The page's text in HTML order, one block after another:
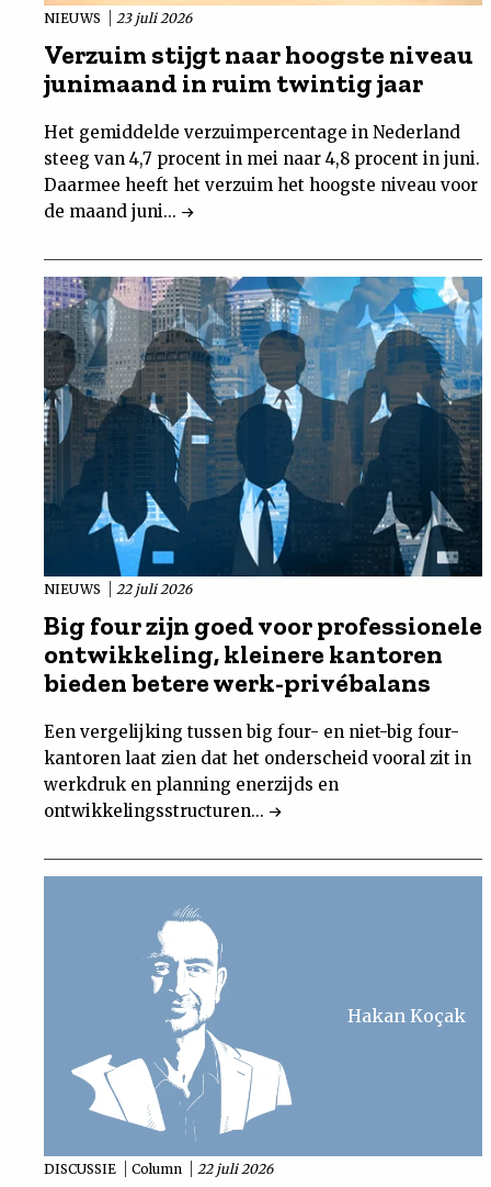
NIEUWS 23 juli 2026
Verzuim stijgt naar hoogste niveau
junimaand in ruim twintig jaar
Het gemiddelde verzuimpercentage in Nederland
steeg van 4,7 procent in mei naar 4,8 procent in juni.
Daarmee heeft het verzuim het hoogste niveau voor
de maand juni...
NIEUWS 22 juli 2026
Big four zijn goed voor professionele
ontwikkeling, kleinere kantoren
bieden betere werk-privébalans
Een vergelijking tussen big four- en niet-big four-
kantoren laat zien dat het onderscheid vooral zit in
werkdruk en planning enerzijds en
ontwikkelingsstructuren...
Hakan Koçak
DISCUSSIE Column 22 juli 2026